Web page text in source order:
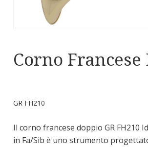
Corno
GR FH210
Il corno francese doppio GR FH210
in Fa/Sib è uno strumento